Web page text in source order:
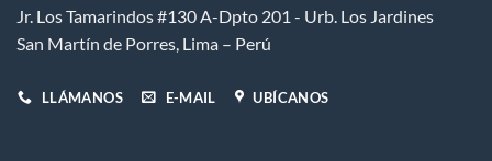
Jr. Los Tamarindos #130 A-Dpto 201 - Urb. Los Jardines
San Martín de Porres, Lima – Perú
LLÁMANOS E-MAIL UBÍCANOS